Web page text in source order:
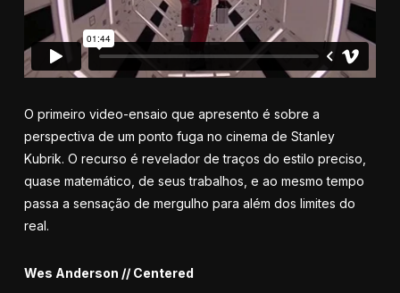
O primeiro video-ensaio que apresento é sobre a
perspectiva de um ponto fuga no cinema de Stanley
Kubrik. O recurso é revelador de traços do estilo preciso,
quase matemático, de seus trabalhos, e ao mesmo tempo
passa a sensação de mergulho para além dos limites do
real.
Wes Anderson // Centered